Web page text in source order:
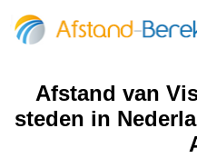
Afstand van
steden in